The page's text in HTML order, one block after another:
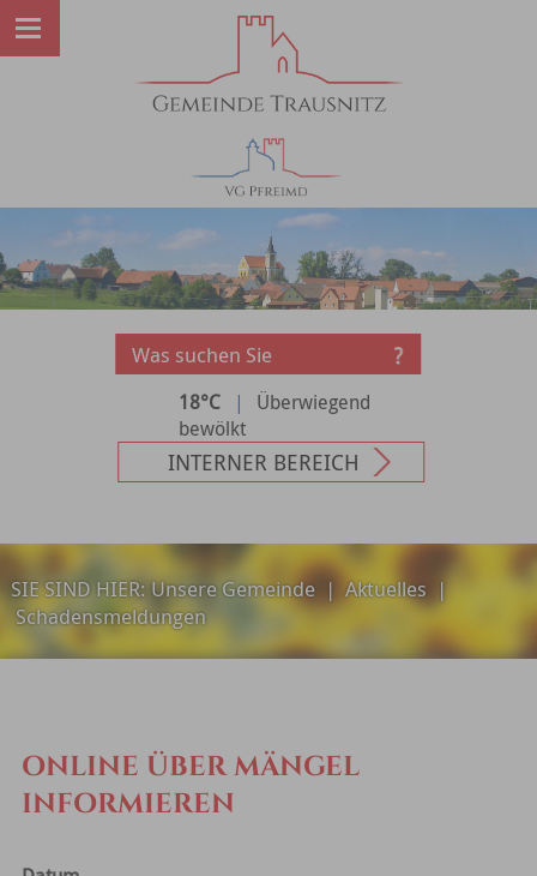
18°C |
Überwiegend
bewölkt
INTERNER BEREICH
SIE SIND HIER:Unsere Gemeinde| Aktuelles |
Schadensmeldungen
ONLINE ÜBER MÄNGEL
INFORMIEREN